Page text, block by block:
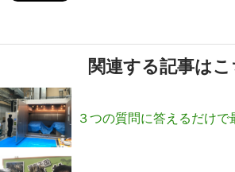
関連する記事はこ
３つの質問に答えるだけ